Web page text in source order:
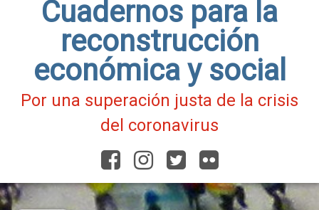
Cuadernos para la
reconstrucción
económica y social
Por una superación justa de la crisis
del coronavirus
FacebookInstagram
TwitterFlickr